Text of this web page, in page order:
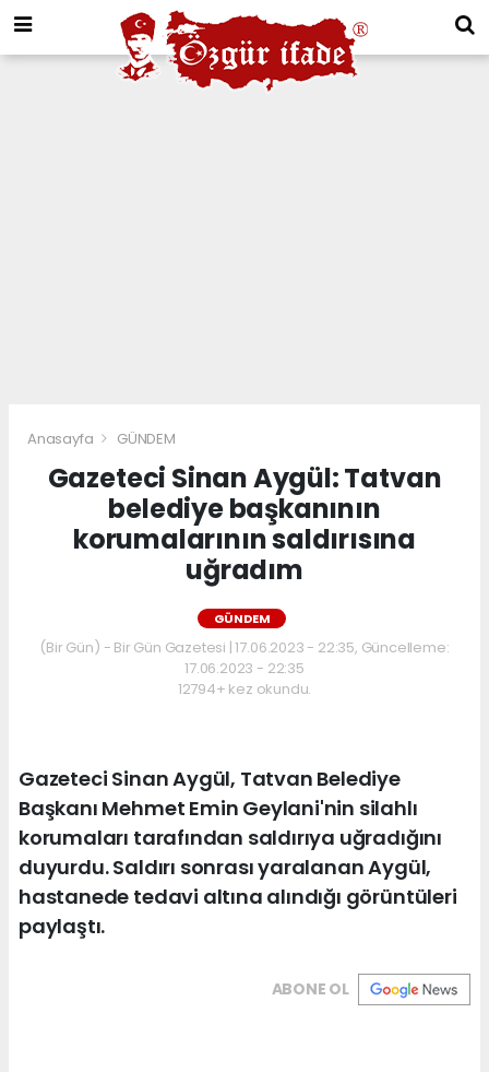
Anasayfa GÜNDEM
Gazeteci Sinan Aygül: Tatvan
belediye başkanının
korumalarının saldırısına
uğradım
GÜNDEM
(Bir Gün) - Bir Gün Gazetesi | 17.06.2023 - 22:35, Güncelleme:
17.06.2023 - 22:35
12794+ kez okundu.
Gazeteci Sinan Aygül, Tatvan Belediye
Başkanı Mehmet Emin Geylani'nin silahlı
korumaları tarafından saldırıya uğradığını
duyurdu. Saldırı sonrası yaralanan Aygül,
hastanede tedavi altına alındığı görüntüleri
paylaştı.
ABONE OL